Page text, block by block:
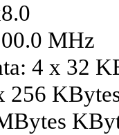
MHz
4 x 32
256